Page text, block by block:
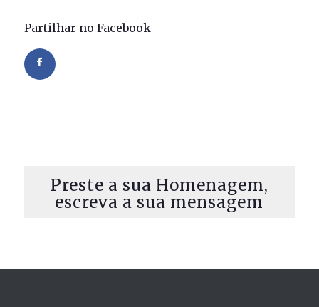
Partilhar no Facebook
Preste a sua Homenagem,
escreva a sua mensagem